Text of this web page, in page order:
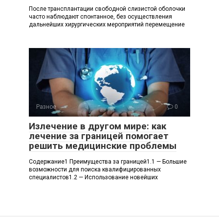
После трансплантации свободной сли­зистой оболочки
часто наблюдают спон­танное, без осуществления
дальнейших хирургических мероприятий перемеще­ние
Разное 0
Излечение в другом мире: как
лечение за границей помогает
решить медицинские проблемы
Содержание1 Преимущества за границей1.1 — Большие
возможности для поиска квалифицированных
специалистов1.2 — Использование новейших